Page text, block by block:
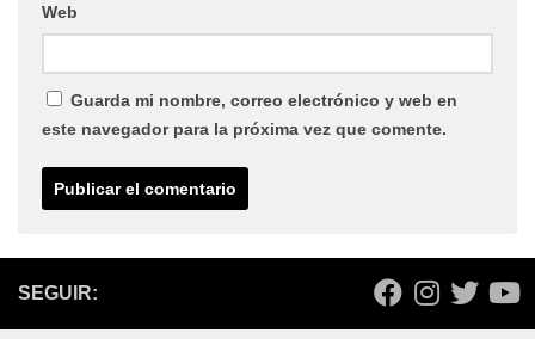
Web
Guarda mi nombre, correo electrónico y web en
este navegador para la próxima vez que comente.
SEGUIR: